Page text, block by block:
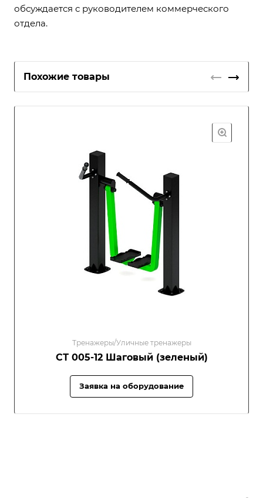
обсуждается с руководителем коммерческого
отдела.
Похожие товары
Тренажеры/Уличные тренажеры
СТ 005-12 Шаговый (зеленый)
Заявка на оборудование